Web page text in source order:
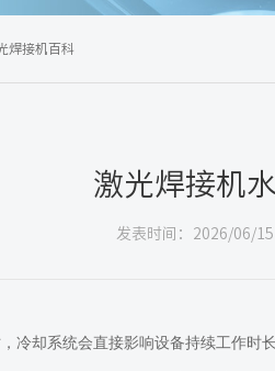
焊接机百科
激光焊接机
发表时间：2026/06/15
冷却系统会直接影响设备持续工作时